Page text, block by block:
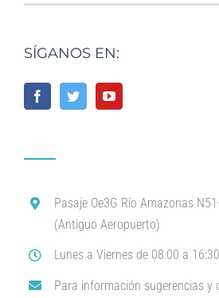
SÍGANOS EN:
Pasaje Oe3G Río Amazonas
(Antiguo Aeropuerto)
Lunes a Viernes de 08:00 a 16:30
Para información sugerencias y